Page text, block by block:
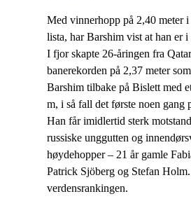
Med vinnerhopp på 2,40 meter
lista, har Barshim vist at han er
I fjor skapte 26-åringen fra
banerekorden på 2,37 meter
Barshim tilbake på Bislett med
m, i så fall det første noen gang
Han får imidlertid sterk
russiske unggutten og
høydehopper – 21 år gamle
Patrick Sjöberg og Stefan
verdensrankingen.